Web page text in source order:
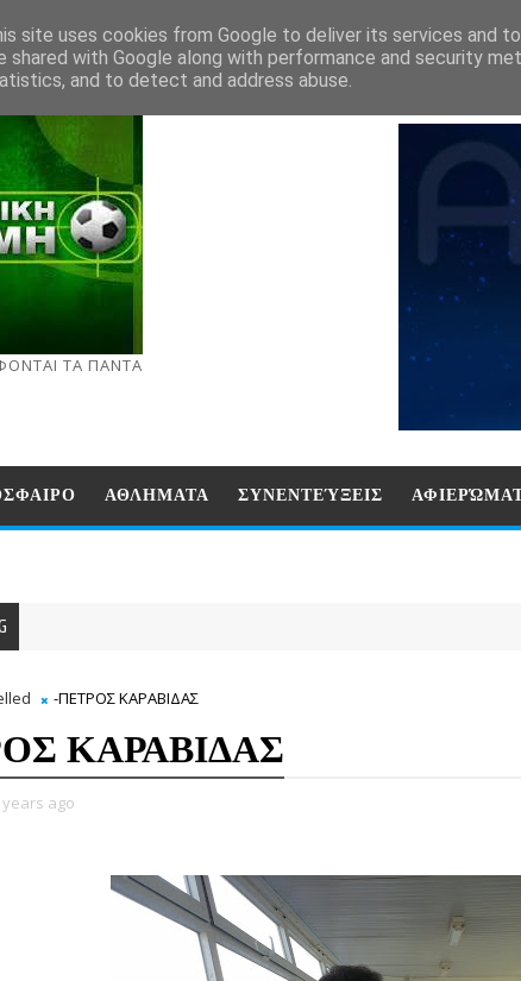
ΤΑ ΠΑΝΤΑ
ΑΘΛΗΜΑΤΑ ΣΥΝΕΝΤΕΎΞΕΙΣ
-ΠΕΤΡΟΣ ΚΑΡΑΒΙΔΑΣ
ΚΑΡΑΒΙΔΑΣ
years ago
site uses cookies from Google to deliver its services and
shared with Google along with performance and security
and to detect and address abuse.